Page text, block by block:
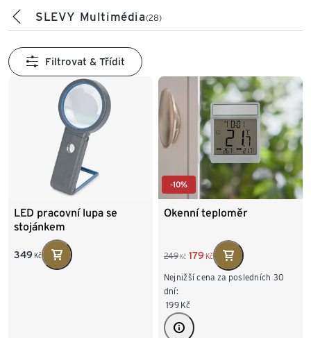
SLEVY Multimédia(28)
Filtrovat & Třídit
LED pracovní lupa se
stojánkem
349 Kč
-10%
Okenní teploměr
249 Kč 179 Kč
Nejnižší cena za posledních 30
dní:
199 Kč